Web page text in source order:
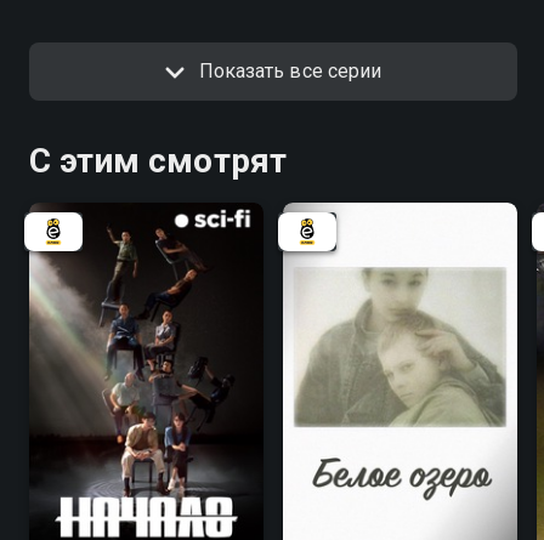
Показать все серии
С этим смотрят
8.1 8.1